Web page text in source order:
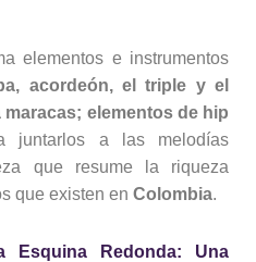
elementos e instrumentos
acordeón, el triple y el
elementos de hip
juntarlos a las melodías
que resume la riqueza
que existen en Colombia.
Esquina Redonda: Una